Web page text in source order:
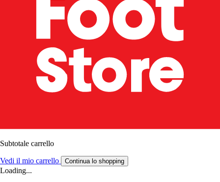
Subtotale carrello
Vedi il mio carrello Continua lo shopping
Loading...